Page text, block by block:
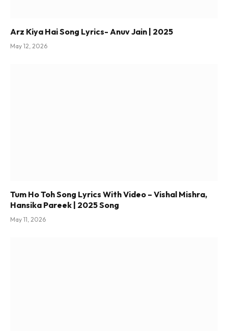
Arz Kiya Hai Song Lyrics- Anuv Jain | 2025
May 12, 2026
Tum Ho Toh Song Lyrics With Video – Vishal Mishra,
Hansika Pareek | 2025 Song
May 11, 2026